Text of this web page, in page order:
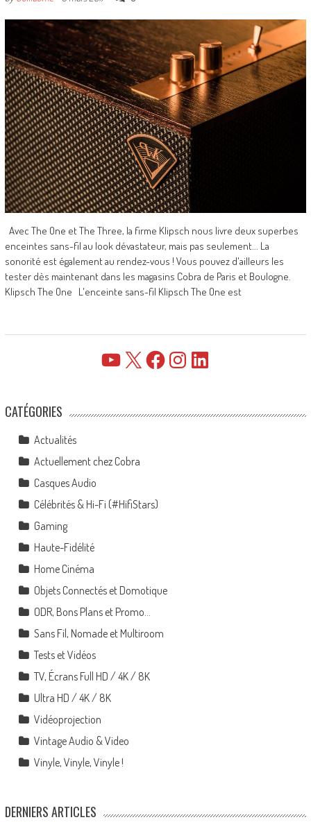
Avec The One et The Three, la firme Klipsch nous livre deux superbes
enceintes sans-fil au look dévastateur, mais pas seulement... La
sonorité est également au rendez-vous ! Vous pouvez d'ailleurs les
tester dès maintenant dans les magasins Cobra de Paris et Boulogne.
Klipsch The One L'enceinte sans-fil Klipsch The One est
YouTube FacebookInstagramLinkedIn
CATÉGORIES
Actualités
Actuellement chez Cobra
Casques Audio
Célébrités & Hi-Fi (#HifiStars)
Gaming
Haute-Fidélité
Home Cinéma
Objets Connectés et Domotique
ODR, Bons Plans et Promo…
Sans Fil, Nomade et Multiroom
Tests et Vidéos
TV, Écrans Full HD / 4K / 8K
Ultra HD / 4K / 8K
Vidéoprojection
Vintage Audio & Video
Vinyle, Vinyle, Vinyle !
DERNIERS ARTICLES